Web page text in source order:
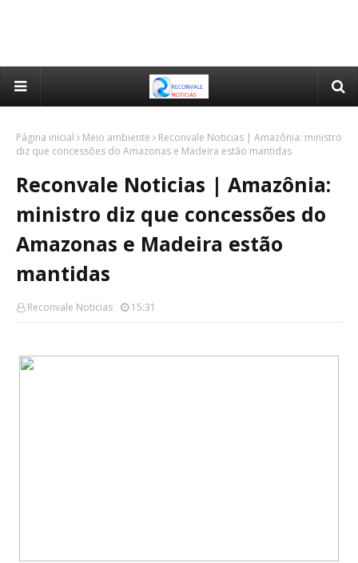
Página inicial Meio ambiente
Reconvale Noticias | Amazônia: ministro
diz que concessões do Amazonas e Madeira estão mantidas
Reconvale Noticias | Amazônia:
ministro diz que concessões do
Amazonas e Madeira estão
mantidas
Reconvale Noticias 15:31